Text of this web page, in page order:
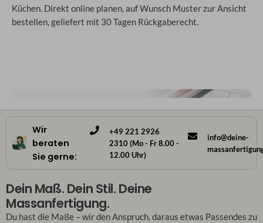
Küchen. Direkt online planen, auf Wunsch Muster zur Ansicht
bestellen, geliefert mit 30 Tagen Rückgaberecht.
Wir
beraten
Sie gerne:
+49 221 2926
2310 (Mo - Fr 8.00 -
12.00 Uhr)
info@deine-
Dein Maß. Dein Stil. Deine
Massanfertigung.
Du hast die Maße – wir den Anspruch, daraus etwas Passendes zu